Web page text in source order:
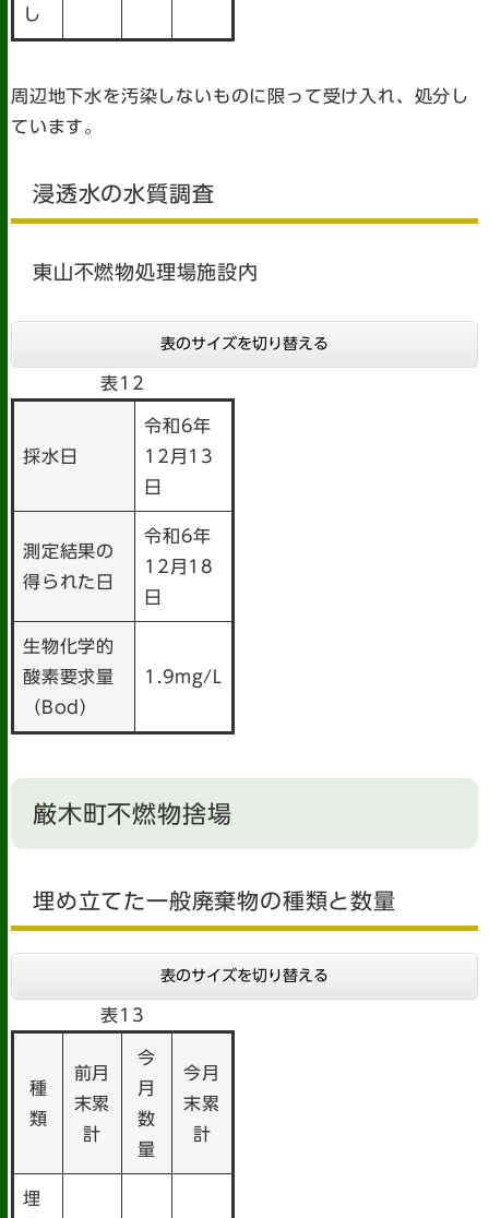
し
周辺地下水を汚染しないものに限って受け入れ、処分し
ています。
浸透水の水質調査
東山不燃物処理場施設内
表のサイズを切り替える
表12
採水日
令和6年
12月13
日
測定結果の
得られた日
令和6年
12月18
日
生物化学的
酸素要求量
（Bod）
1.9mg/L
厳木町不燃物捨場
埋め立てた一般廃棄物の種類と数量
表のサイズを切り替える
表13
種
類
前月
末累
計
今
月
数
量
今月
末累
計
埋